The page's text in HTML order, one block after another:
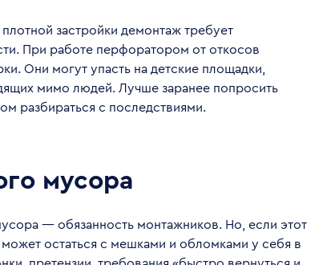
застройки демонтаж требует
При работе перфоратором от откосов
Они могут упасть на детские площадки,
мимо людей. Лучше заранее попросить
разбираться с последствиями.
мусора
— обязанность монтажников. Но, если этот
остаться с мешками и обломками у себя в